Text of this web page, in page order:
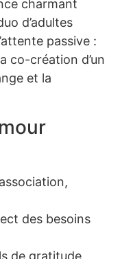
charmant
d’adultes
passive :
co-création d’un
et la
des besoins
de gratitude,